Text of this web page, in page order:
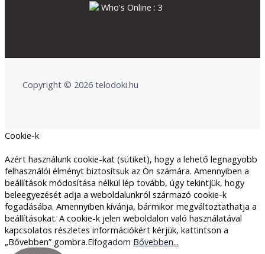
Who's Online : 3
Copyright © 2026 telodoki.hu
Cookie-k
Azért használunk cookie-kat (sütiket), hogy a lehető legnagyobb
felhasználói élményt biztosítsuk az Ön számára. Amennyiben a
beállítások módosítása nélkül lép tovább, úgy tekintjük, hogy
beleegyezését adja a weboldalunkról származó cookie-k
fogadásába. Amennyiben kívánja, bármikor megváltoztathatja a
beállításokat. A cookie-k jelen weboldalon való használatával
kapcsolatos részletes információkért kérjük, kattintson a
„Bővebben” gombra.Elfogadom Bővebben...